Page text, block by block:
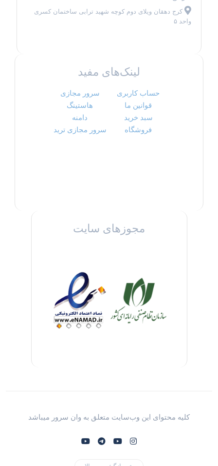
کرج دهقان ویلای دوم کوچه شهید ترابی ساختمان کسری
واحد ۵
لینک‌های مفید
حساب کاربری
قوانین ما
سبد خرید
فروشگاه
سرور مجازی
هاستینگ
دامنه
سرور مجازی ترید
مجوزهای سایت
کلیه محتوای این وب‌سایت متعلق به وان سرور میباشد